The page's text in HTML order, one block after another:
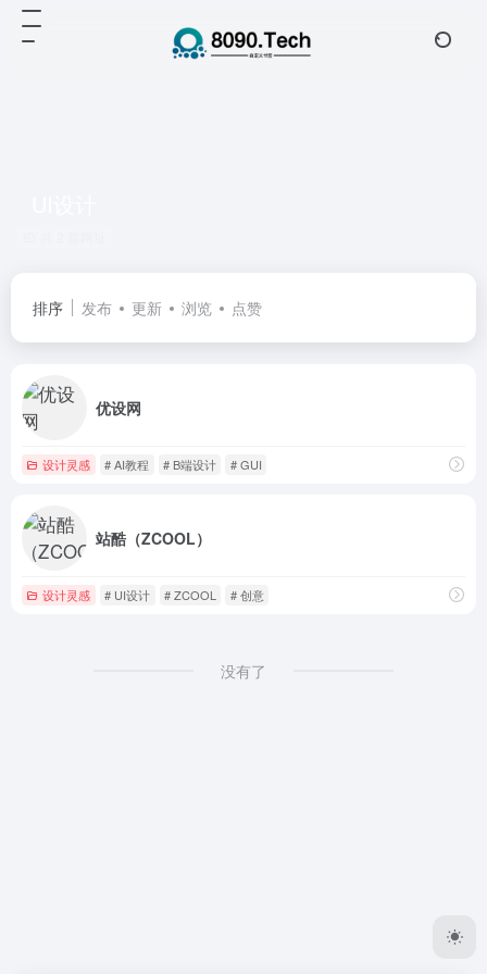
排序 发布 更新 浏览 点赞
优设网
设计灵感 # AI教程 # B端设计 # GUI
站酷（ZCOOL）
设计灵感 # UI设计 # ZCOOL # 创意
没有了